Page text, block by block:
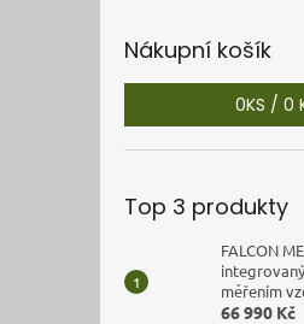
Nákupní košík
0KS / 0
Top 3 produkty
FALCON
měřením
66 990 Kč